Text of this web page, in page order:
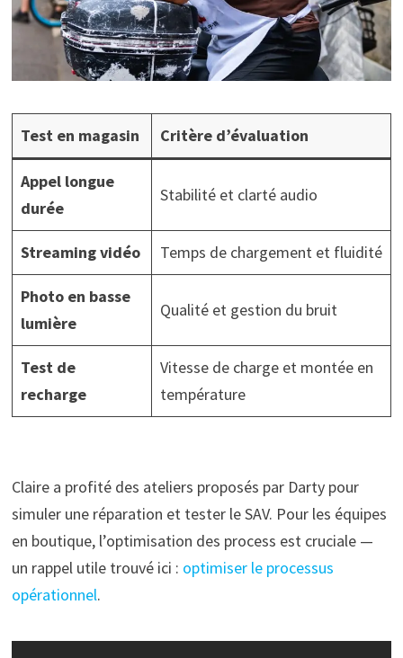
Test en magasin Critère d’évaluation
Appel longue
durée
Stabilité et clarté audio
Streaming vidéo Temps de chargement et fluidité
Photo en basse
lumière
Qualité et gestion du bruit
Test de
recharge
Vitesse de charge et montée en
température
Claire a profité des ateliers proposés par Darty pour
simuler une réparation et tester le SAV. Pour les équipes
en boutique, l’optimisation des process est cruciale —
un rappel utile trouvé ici : optimiser le processus
opérationnel.